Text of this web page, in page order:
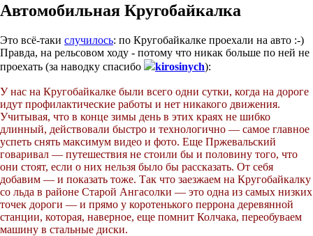
Автомобильная Кругобайкалка
Это всё-таки случилось: по Кругобайкалке проехали на авто :-)
Правда, на рельсовом ходу - потому что никак больше по ней не
проехать (за наводку спасибо
kirosinych):
У нас на Кругобайкалке были всего одни сутки, когда на дороге
идут профилактические работы и нет никакого движения.
Учитывая, что в конце зимы день в этих краях не шибко
длинный, действовали быстро и технологично — самое главное
успеть снять максимум видео и фото. Еще Пржевальский
говаривал — путешествия не стоили бы и половину того, что
они стоят, если о них нельзя было бы рассказать. От себя
добавим — и показать тоже. Так что заезжаем на Кругобайкалку
со льда в районе Старой Ангасолки — это одна из самых низких
точек дороги — и прямо у коротенького перрона деревянной
станции, которая, наверное, еще помнит Колчака, переобуваем
машину в стальные диски.